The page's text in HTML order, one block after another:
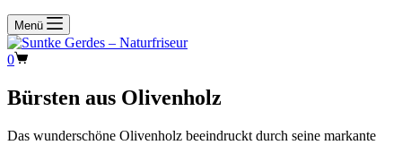
Menü
Warenkorb
0
Bürsten aus Olivenholz
Das wunderschöne Olivenholz beeindruckt durch seine markante